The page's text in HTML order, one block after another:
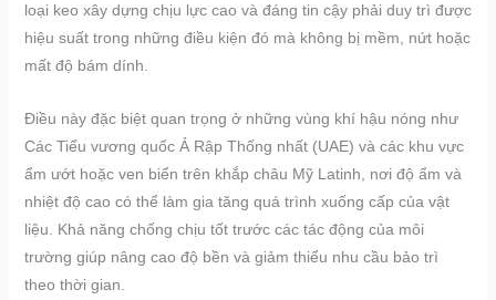
loại keo xây dựng chịu lực cao và đáng tin cậy phải duy trì được
hiệu suất trong những điều kiện đó mà không bị mềm, nứt hoặc
mất độ bám dính.
Điều này đặc biệt quan trọng ở những vùng khí hậu nóng như
Các Tiểu vương quốc Ả Rập Thống nhất (UAE) và các khu vực
ẩm ướt hoặc ven biển trên khắp châu Mỹ Latinh, nơi độ ẩm và
nhiệt độ cao có thể làm gia tăng quá trình xuống cấp của vật
liệu. Khả năng chống chịu tốt trước các tác động của môi
trường giúp nâng cao độ bền và giảm thiểu nhu cầu bảo trì
theo thời gian.